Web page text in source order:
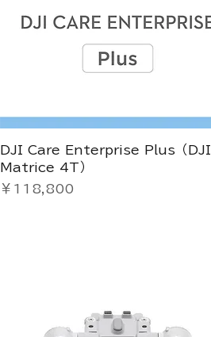
DJI Care Enterprise Plus（DJI
Matrice 4T）
価格
￥118,800